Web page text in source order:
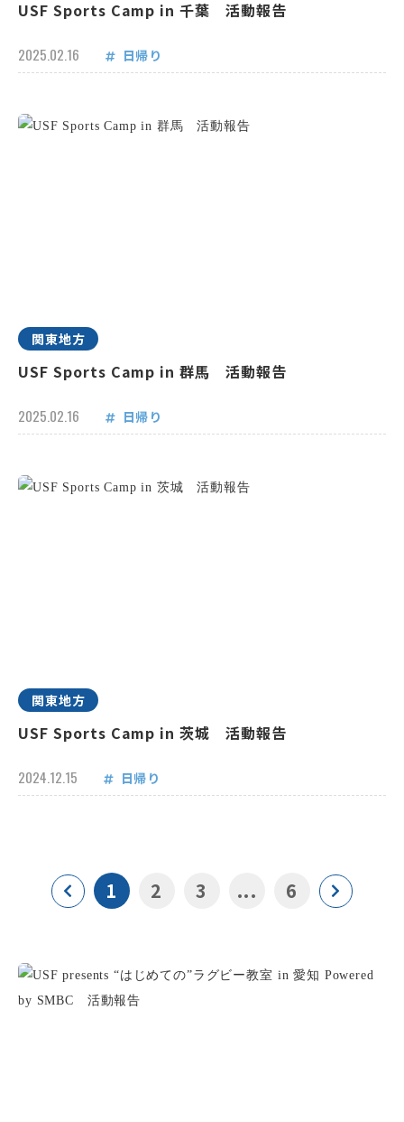
USF Sports Camp in 千葉 活動報告
2025.02.16 日帰り
関東地方
USF Sports Camp in 群馬 活動報告
2025.02.16 日帰り
関東地方
USF Sports Camp in 茨城 活動報告
2024.12.15 日帰り
1 2 3 ... 6